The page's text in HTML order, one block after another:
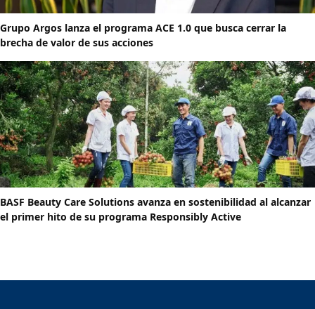
Grupo Argos lanza el programa ACE 1.0 que busca cerrar la
brecha de valor de sus acciones
BASF Beauty Care Solutions avanza en sostenibilidad al alcanzar
el primer hito de su programa Responsibly Active